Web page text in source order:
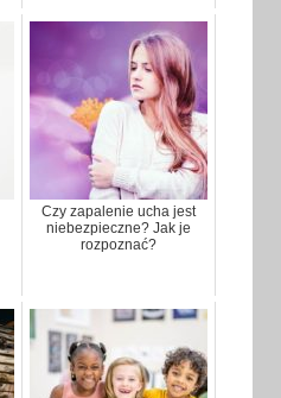
Czy zapalenie ucha jest
niebezpieczne? Jak je
rozpoznać?